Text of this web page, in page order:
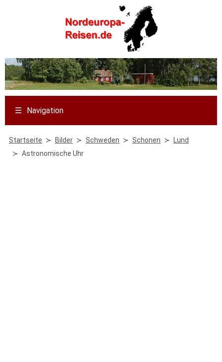
☰ Navigation
Startseite Bilder Schweden Schonen
Lund
Astronomische Uhr